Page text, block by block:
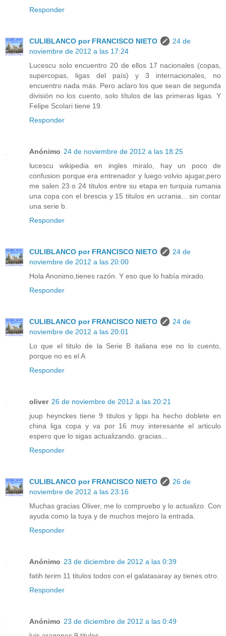
Responder
CULIBLANCO por FRANCISCO NIETO
24 de
noviembre de 2012 a las 17:24
Lucescu solo encuentro 20 de ellos 17 nacionales (copas,
supercopas, ligas del país) y 3 internacionales, no
encuentro nada más. Pero aclaro los que sean de segunda
división no los cuento, solo títulos de las primeras ligas. Y
Felipe Scolari tiene 19.
Responder
Anónimo 24 de noviembre de 2012 a las 18:25
lucescu wikipedia en ingles miralo, hay un poco de
confusion porque era entrenador y luego volvio ajugar,pero
me salen 23 o 24 titulos entre su etapa en turquia rumania
una copa con el brescia y 15 titulos en ucrania... sin contar
una serie b.
Responder
CULIBLANCO por FRANCISCO NIETO
24 de
noviembre de 2012 a las 20:00
Hola Anonimo,tienes razón. Y eso que lo había mirado.
Responder
CULIBLANCO por FRANCISCO NIETO
24 de
noviembre de 2012 a las 20:01
Lo que el titulo de la Serie B italiana ese no lo cuento,
porque no es el A
Responder
oliver 26 de noviembre de 2012 a las 20:21
juup heynckes tiene 9 titulos y lippi ha hecho doblete en
china liga copa y va por 16 muy interesante el articulo
espero que lo sigas actualizando. gracias...
Responder
CULIBLANCO por FRANCISCO NIETO
26 de
noviembre de 2012 a las 23:16
Muchas gracias Oliver, me lo compruebo y lo actualizo. Con
ayuda como la tuya y de muchos mejoro la entrada.
Responder
Anónimo 23 de diciembre de 2012 a las 0:39
fatih terim 11 titulos todos con el galatasaray ay tienes otro.
Responder
Anónimo 23 de diciembre de 2012 a las 0:49